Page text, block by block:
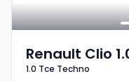
Renault Clio
1.0 Tce Techno